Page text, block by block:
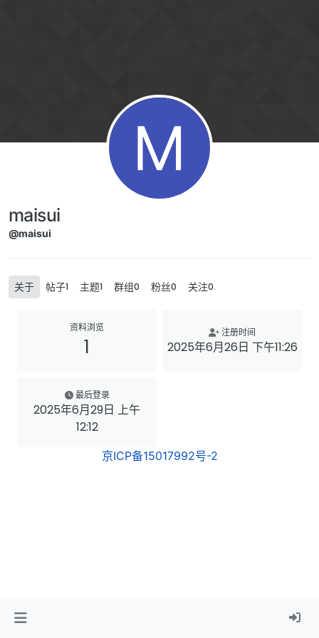
M
maisui
@maisui
关于 帖子1 主题1 群组0 粉丝0 关注0
资料浏览
1
注册时间
2025年6月26日 下午11:26
最后登录
2025年6月29日 上午
12:12
京ICP备15017992号-2